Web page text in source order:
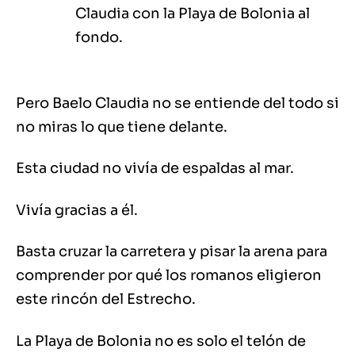
Claudia con la Playa de Bolonia al
fondo.
Pero Baelo Claudia no se entiende del todo si
no miras lo que tiene delante.
Esta ciudad no vivía de espaldas al mar.
Vivía gracias a él.
Basta cruzar la carretera y pisar la arena para
comprender por qué los romanos eligieron
este rincón del Estrecho.
La Playa de Bolonia no es solo el telón de